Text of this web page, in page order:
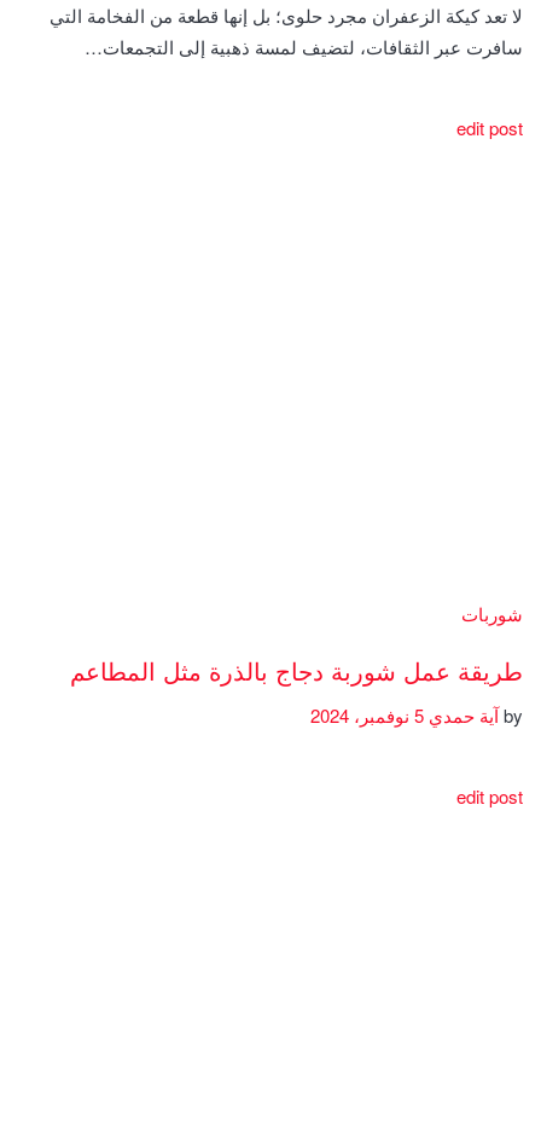
لا تعد كيكة الزعفران مجرد حلوى؛ بل إنها قطعة من الفخامة التي
سافرت عبر الثقافات، لتضيف لمسة ذهبية إلى التجمعات…
edit post
شوربات
طريقة عمل شوربة دجاج بالذرة مثل المطاعم
byآية حمدي
edit post